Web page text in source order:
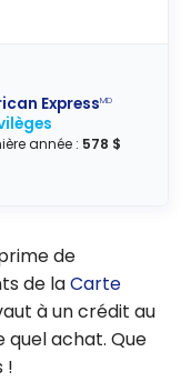
ExpressMD
année : 578 $
de
de laCarte
à un crédit au
quel achat. Que
!